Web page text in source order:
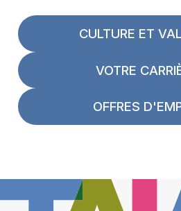
CULTURE ET
VOTRE
OFFRES